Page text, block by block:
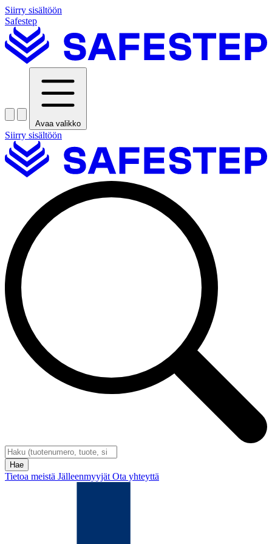
Siirry sisältöön
Safestep
Avaa valikko
Siirry sisältöön
Tietoa meistä Jälleenmyyjät Ota yhteyttä